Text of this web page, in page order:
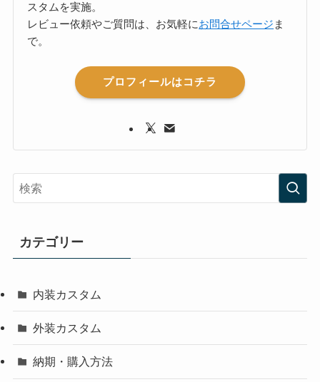
スタムを実施。
レビュー依頼やご質問は、お気軽にお問合せページ ま
で。
プロフィールはコチラ
カテゴリー
内装カスタム
外装カスタム
納期・購入方法